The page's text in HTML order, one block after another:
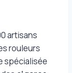
artisans
rouleurs
spécialisée